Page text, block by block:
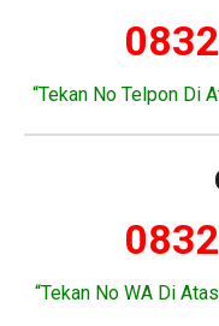
“Tekan No Telpon Di
“Tekan No WA Di